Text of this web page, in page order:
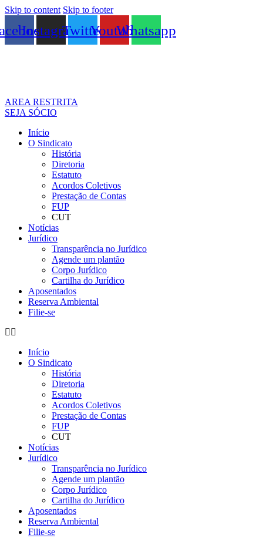
Skip to content Skip to footer
InstagramTwitterYoutubeWhatsapp
AREA RESTRITA
SEJA SÓCIO
Início
O Sindicato
História
Diretoria
Estatuto
Acordos Coletivos
Prestação de Contas
FUP
CUT
Notícias
Jurídico
Transparência no Jurídico
Agende um plantão
Corpo Jurídico
Cartilha do Jurídico
Aposentados
Reserva Ambiental
Filie-se
Início
O Sindicato
História
Diretoria
Estatuto
Acordos Coletivos
Prestação de Contas
FUP
CUT
Notícias
Jurídico
Transparência no Jurídico
Agende um plantão
Corpo Jurídico
Cartilha do Jurídico
Aposentados
Reserva Ambiental
Filie-se